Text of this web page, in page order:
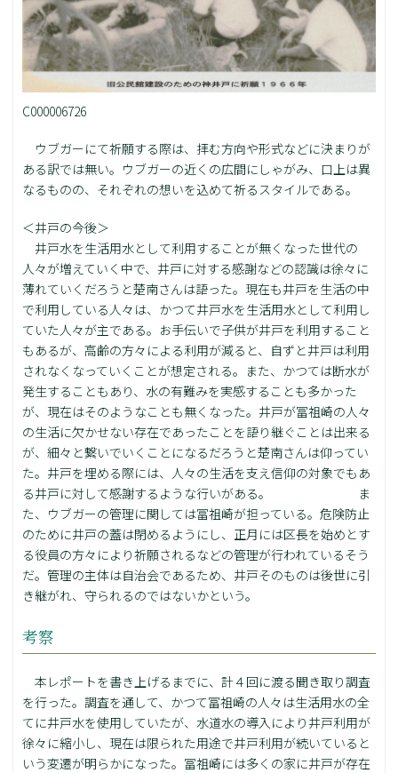
C000006726
ウブガーにて祈願する際は、拝む方向や形式などに決まりが
ある訳では無い。ウブガーの近くの広間にしゃがみ、口上は異
なるものの、それぞれの想いを込めて祈るスタイルである。
＜井戸の今後＞
井戸水を生活用水として利用することが無くなった世代の
人々が増えていく中で、井戸に対する感謝などの認識は徐々に
薄れていくだろうと楚南さんは語った。現在も井戸を生活の中
で利用している人々は、かつて井戸水を生活用水として利用し
ていた人々が主である。お手伝いで子供が井戸を利用すること
もあるが、高齢の方々による利用が減ると、自ずと井戸は利用
されなくなっていくことが想定される。また、かつては断水が
発生することもあり、水の有難みを実感することも多かった
が、現在はそのようなことも無くなった。井戸が冨祖崎の人々
の生活に欠かせない存在であったことを語り継ぐことは出来る
が、細々と繋いでいくことになるだろうと楚南さんは仰ってい
た。井戸を埋める際には、人々の生活を支え信仰の対象でもあ
る井戸に対して感謝するような行いがある。 ま
た、ウブガーの管理に関しては冨祖崎が担っている。危険防止
のために井戸の蓋は閉めるようにし、正月には区長を始めとす
る役員の方々により祈願されるなどの管理が行われているそう
だ。管理の主体は自治会であるため、井戸そのものは後世に引
き継がれ、守られるのではないかという。
考察
本レポートを書き上げるまでに、計４回に渡る聞き取り調査
を行った。調査を通して、かつて冨祖崎の人々は生活用水の全
てに井戸水を使用していたが、水道水の導入により井戸利用が
徐々に縮小し、現在は限られた用途で井戸利用が続いていると
いう変遷が明らかになった。冨祖崎には多くの家に井戸が存在